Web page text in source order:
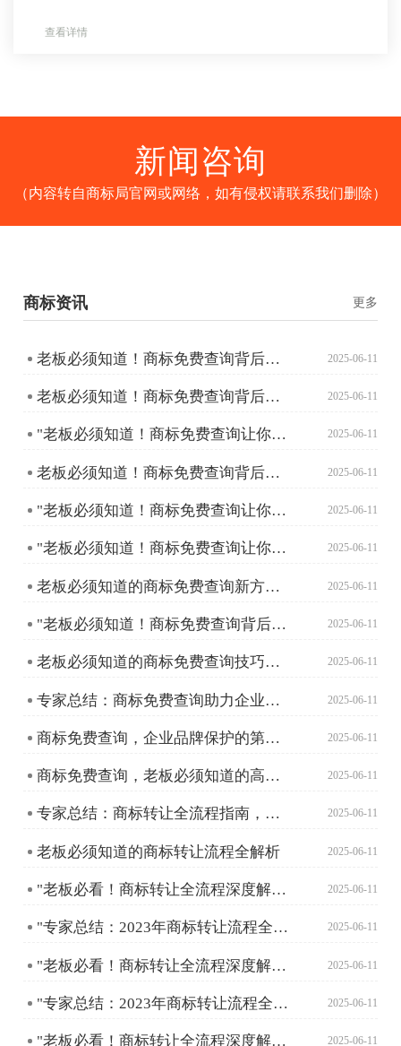
查看详情
新闻咨询
（内容转自商标局官网或网络，如有侵权请联系我们删除）
商标资讯 更多
老板必须知道！商标免费查询背后的秘密 2025-06-11
老板必须知道！商标免费查询背后的秘密 2025-06-11
"老板必须知道！商标免费查询让你创业少走弯路" 2025-06-11
老板必须知道！商标免费查询背后的秘密 2025-06-11
"老板必须知道！商标免费查询让你创业少走弯路" 2025-06-11
"老板必须知道！商标免费查询让你创业少走弯路" 2025-06-11
老板必须知道的商标免费查询新方法，轻松避开注册雷区！ 2025-06-11
"老板必须知道！商标免费查询背后的秘密" 2025-06-11
老板必须知道的商标免费查询技巧，提升商标注册成功率！ 2025-06-11
专家总结：商标免费查询助力企业品牌保护新趋势 2025-06-11
商标免费查询，企业品牌保护的第一步 2025-06-11
商标免费查询，老板必须知道的高效工具！ 2025-06-11
专家总结：商标转让全流程指南，老板必须知道的事！ 2025-06-11
老板必须知道的商标转让流程全解析 2025-06-11
"老板必看！商标转让全流程深度解读" 2025-06-11
"专家总结：2023年商标转让流程全攻略，企业必备指南" 2025-06-11
"老板必看！商标转让全流程深度解读" 2025-06-11
"专家总结：2023年商标转让流程全攻略，企业必备指南" 2025-06-11
"老板必看！商标转让全流程深度解读" 2025-06-11